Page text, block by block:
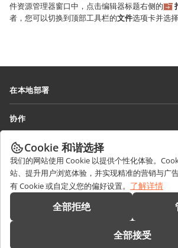
件资源管理器窗口中，点击编辑器标题右侧的
者，您可以切换到顶部工具栏的文件选项卡并选择
在本地部署
协作空间
工作区
连接器
桌面应用程序
移动应用程序
协作
针对翻译人员
针对博主
职位空缺
获取最新资讯
博客
获取帮助
论坛
销售相关问题
sales@onlyoffice.com
partners@onlyoffice.com
Cookie 和谐选择
我们的网站使用 Cookie 以提供个性化体验。
站、提升用户浏览体验，并实现精准的营销与广
有 Cookie 或自定义您的偏好设置。 了解详情
全部拒绝
全部接受